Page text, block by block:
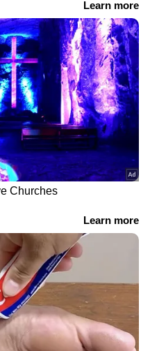
വരുമ്പോൾ ശരീര
രോഗങ്ങൾ
അതിനാൽ തന്നെ